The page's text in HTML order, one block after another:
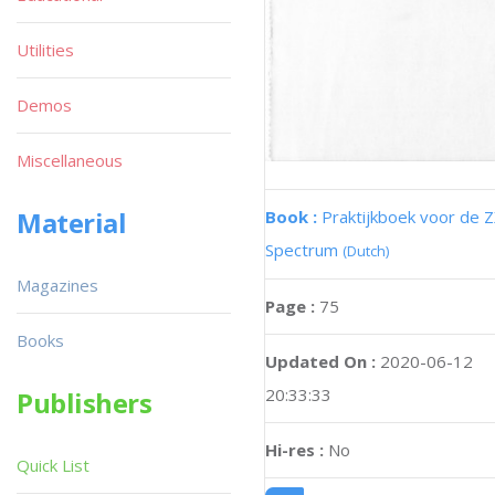
Book : Praktijkboek voor de
Spectrum (Dutch)
Page : 75
Updated On : 2020-06-12
20:33:33
Hi-res : No
Utilities
Demos
Miscellaneous
Material
Magazines
Books
Publishers
Quick List